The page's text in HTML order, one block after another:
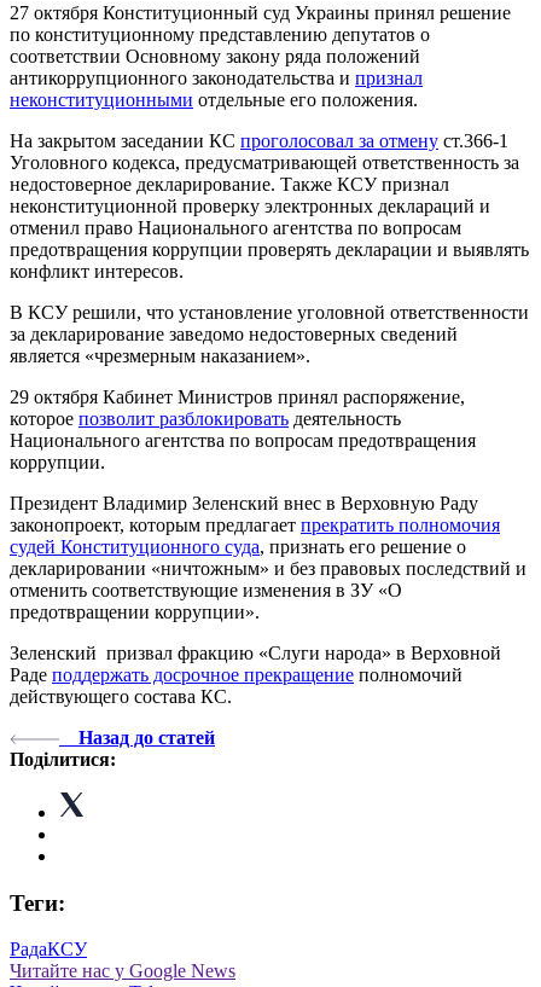
27 октября Конституционный суд Украины принял решение
по конституционному представлению депутатов о
соответствии Основному закону ряда положений
антикоррупционного законодательства и признал
неконституционными отдельные его положения.
На закрытом заседании КС проголосовал за отмену ст.366-1
Уголовного кодекса, предусматривающей ответственность за
недостоверное декларирование. Также КСУ признал
неконституционной проверку электронных деклараций и
отменил право Национального агентства по вопросам
предотвращения коррупции проверять декларации и выявлять
конфликт интересов.
В КСУ решили, что установление уголовной ответственности
за декларирование заведомо недостоверных сведений
является «чрезмерным наказанием».
29 октября Кабинет Министров принял распоряжение,
которое позволит разблокировать деятельность
Национального агентства по вопросам предотвращения
коррупции.
Президент Владимир Зеленский внес в Верховную Раду
законопроект, которым предлагает прекратить полномочия
судей Конституционного суда, признать его решение о
декларировании «ничтожным» и без правовых последствий и
отменить соответствующие изменения в ЗУ «О
предотвращении коррупции».
Зеленский призвал фракцию «Слуги народа» в Верховной
Раде поддержать досрочное прекращение полномочий
действующего состава КС.
Назад до статей
Поділитися:
Теги:
РадаКСУ
Читайте нас у Google News